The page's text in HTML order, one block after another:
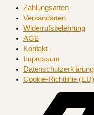
Zahlungsarten
Versandarten
Widerrufsbelehrung
AGB
Kontakt
Impressum
Datenschutzerklärung
Cookie-Richtlinie (EU)